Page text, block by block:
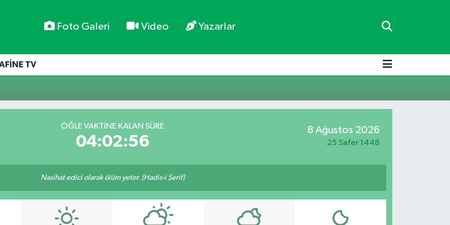
Foto Galeri Video Yazarlar
TV
ÖĞLE VAKTİNE KALAN SÜRE
04:02:56
8 Ağustos 2026
25 Safer 1448
Nasihat edici olarak ölüm yeter. (Hadis-i Şerif)